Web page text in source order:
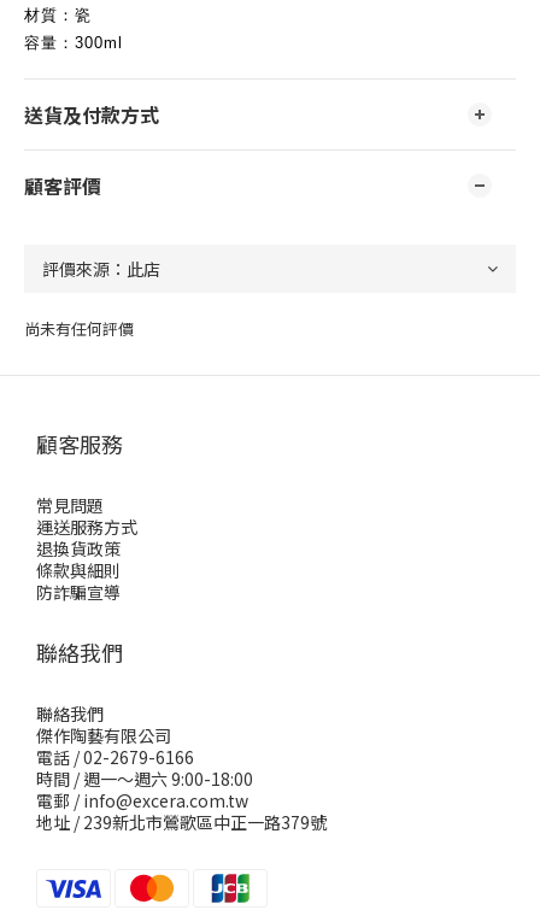
材質：瓷
容量： 300ml
送貨及付款方式
顧客評價
尚未有任何評價
顧客服務
常見問題
運送服務方式
退換貨政策
條款與細則
防詐騙宣導
聯絡我們
聯絡我們
傑作陶藝有限公司
電話 / 02-2679-6166
時間 / 週一～週六 9:00-18:00
電郵 / info@excera.com.tw
地址 / 239新北市鶯歌區中正一路379號